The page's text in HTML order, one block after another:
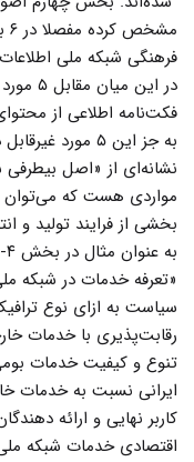
فرهنگی شبکه ملی اطلاعات در ۳ بند کوتاه بیان
در
فکت‌نامه اطلاعی از
نشانه‌ای از «اصل بیطرفی
مواردی هست که می‌توان
بخشی از فرایند تولید و
به عنوان مثال در بخش ۴-۶ نوشته شده:
«تعرفه خدمات در شبکه
سیاست به ازای نوع
رقابت‌پذیری با خدمات
تنوع و کیفیت خدمات
ایرانی نسبت به خدمات
کاربر نهایی و ارائه
اقتصادی خدمات شبکه